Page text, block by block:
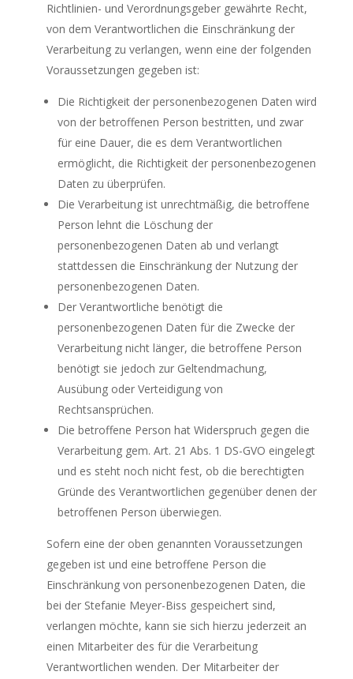
Richtlinien- und Verordnungsgeber gewährte Recht,
von dem Verantwortlichen die Einschränkung der
Verarbeitung zu verlangen, wenn eine der folgenden
Voraussetzungen gegeben ist:
Die Richtigkeit der personenbezogenen Daten wird
von der betroffenen Person bestritten, und zwar
für eine Dauer, die es dem Verantwortlichen
ermöglicht, die Richtigkeit der personenbezogenen
Daten zu überprüfen.
Die Verarbeitung ist unrechtmäßig, die betroffene
Person lehnt die Löschung der
personenbezogenen Daten ab und verlangt
stattdessen die Einschränkung der Nutzung der
personenbezogenen Daten.
Der Verantwortliche benötigt die
personenbezogenen Daten für die Zwecke der
Verarbeitung nicht länger, die betroffene Person
benötigt sie jedoch zur Geltendmachung,
Ausübung oder Verteidigung von
Rechtsansprüchen.
Die betroffene Person hat Widerspruch gegen die
Verarbeitung gem. Art. 21 Abs. 1 DS-GVO eingelegt
und es steht noch nicht fest, ob die berechtigten
Gründe des Verantwortlichen gegenüber denen der
betroffenen Person überwiegen.
Sofern eine der oben genannten Voraussetzungen
gegeben ist und eine betroffene Person die
Einschränkung von personenbezogenen Daten, die
bei der Stefanie Meyer-Biss gespeichert sind,
verlangen möchte, kann sie sich hierzu jederzeit an
einen Mitarbeiter des für die Verarbeitung
Verantwortlichen wenden. Der Mitarbeiter der